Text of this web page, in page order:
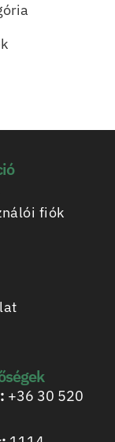
fiók
+36 30 520